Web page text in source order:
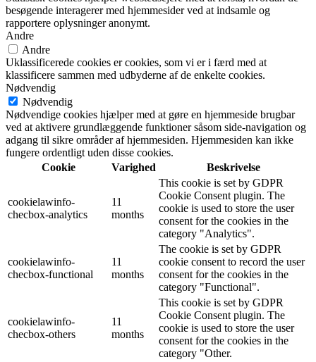
besøgende interagerer med hjemmesider ved at indsamle og
rapportere oplysninger anonymt.
Andre
Andre
Uklassificerede cookies er cookies, som vi er i færd med at
klassificere sammen med udbyderne af de enkelte cookies.
Nødvendig
Nødvendig
Nødvendige cookies hjælper med at gøre en hjemmeside brugbar
ved at aktivere grundlæggende funktioner såsom side-navigation og
adgang til sikre områder af hjemmesiden. Hjemmesiden kan ikke
fungere ordentligt uden disse cookies.
Cookie
Varighed Beskrivelse
cookielawinfo-
checbox-analytics
11
months
This cookie is set by GDPR
Cookie Consent plugin. The
cookie is used to store the user
consent for the cookies in the
category "Analytics".
cookielawinfo-
checbox-functional
11
months
The cookie is set by GDPR
cookie consent to record the user
consent for the cookies in the
category "Functional".
cookielawinfo-
checbox-others
11
months
This cookie is set by GDPR
Cookie Consent plugin. The
cookie is used to store the user
consent for the cookies in the
category "Other.